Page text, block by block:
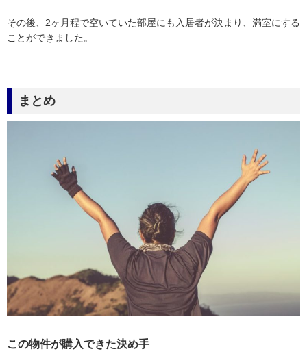
その後、2ヶ月程で空いていた部屋にも入居者が決まり、満室にする
ことができました。
まとめ
この物件が購入できた決め手